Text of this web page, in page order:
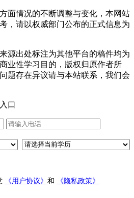
面情况的不断调整与变化，本网站
，请以权威部门公布的正式信息为
源出处标注为其他平台的稿件均为
业性学习目的，版权归原作者所
题存在异议请与本站联系，我们会
口
《用户协议》 和 《隐私政策》